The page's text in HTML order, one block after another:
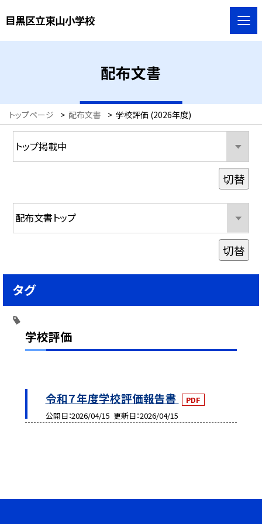
目黒区立東山小学校
配布文書
トップページ > 配布文書 > 学校評価 (2026年度)
学校評価
令和７年度学校評価報告書
PDF
公開日 2026/04/15 更新日 2026/04/15
切替
切替
タグ